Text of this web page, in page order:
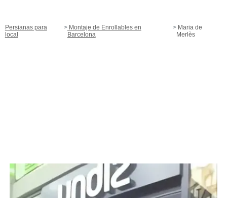
Persianas para
local
Montaje de Enrollables en
Barcelona
Maria de
Merlès